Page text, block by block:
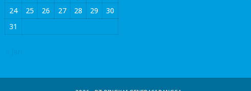
24
25 26 27 28 29
30
31